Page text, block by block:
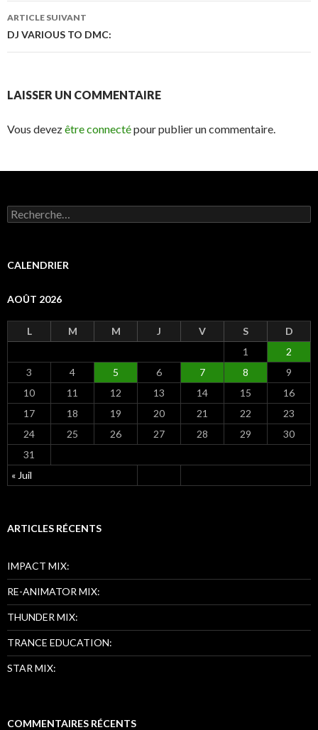
des
articles
ARTICLE SUIVANT
DJ VARIOUS TO DMC:
LAISSER UN COMMENTAIRE
Vous devezêtre connectépour publier un commentaire.
R
e
e
h
CALENDRIER
AOÛT 2026
L M M J V S D
« Juil
1
2
3
4 5 6 7 8
9
10
11 12 13 14 15
16
17
18 19 20 21 22
23
24
25 26 27 28 29
30
31
ARTICLES RÉCENTS
IMPACT MIX:
RE-ANIMATOR MIX:
THUNDER MIX:
TRANCE EDUCATION:
STAR MIX:
COMMENTAIRES RÉCENTS